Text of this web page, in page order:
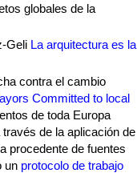
globales de la
Geli La arquitectura es la
contra el cambio
Committed to local
de toda Europa
de la aplicación de
procedente de fuentes
un protocolo de trabajo